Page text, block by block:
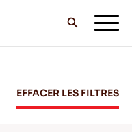
EFFACER LES FILTRES